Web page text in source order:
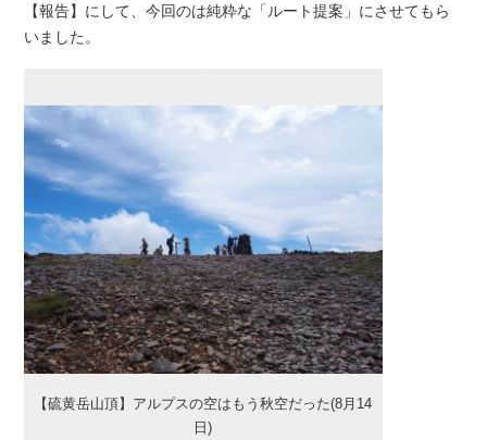
【報告】にして、今回のは純粋な「ルート提案」にさせてもら
いました。
【硫黄岳山頂】アルプスの空はもう秋空だった(8月14
日)